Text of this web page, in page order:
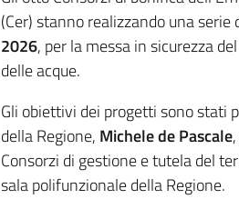
(Cer) stanno realizzando una
2026, per la messa in sicurezza
delle acque.
Gli obiettivi dei progetti sono stati
della Regione, Michele de Pascale
Consorzi di gestione e tutela del
sala polifunzionale della Regione.